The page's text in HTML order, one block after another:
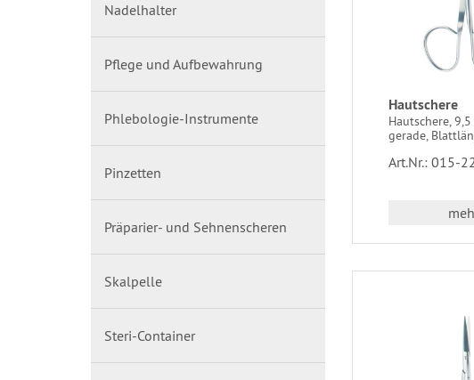
Hautschere
Hautschere,
gerade,
Art.Nr.: 015-
Nadelhalter
Pflege und Aufbewahrung
Phlebologie-Instrumente
Pinzetten
Präparier- und Sehnenscheren
Skalpelle
Steri-Container